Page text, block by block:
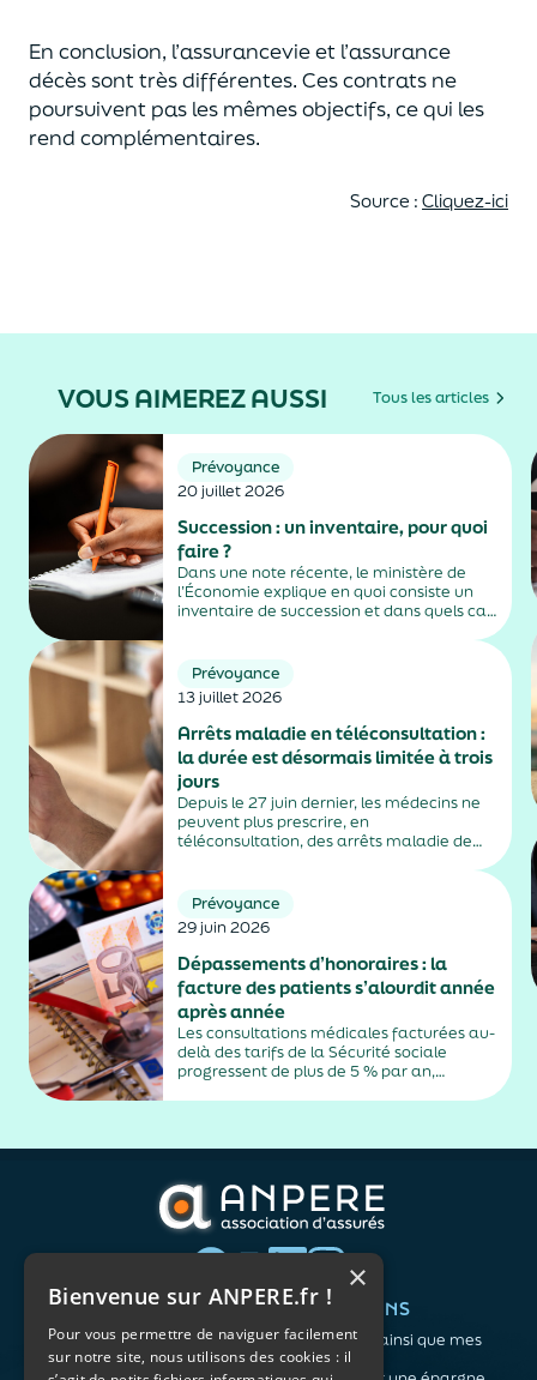
En conclusion, l’assurancevie et l’assurance
décès sont très différentes. Ces contrats ne
poursuivent pas les mêmes objectifs, ce qui les
rend complémentaires.
Source : Cliquez-ici
VOUS AIMEREZ AUSSI Tous les articles
Prévoyance
20 juillet 2026
Succession : un inventaire, pour quoi
faire ?
Dans une note récente, le ministère de
l’Économie explique en quoi consiste un
inventaire de succession et dans quels cas
Prévoyance
13 juillet 2026
Arrêts maladie en téléconsultation :
la durée est désormais limitée à trois
jours
Depuis le 27 juin dernier, les médecins ne
peuvent plus prescrire, en
téléconsultation, des arrêts maladie de
sociales et fiscales, s'inscrit dans un
durcissement plus...
Prévoyance
29 juin 2026
Dépassements d’honoraires : la
facture des patients s’alourdit année
après année
Les consultations médicales facturées au-
delà des tarifs de la Sécurité sociale
progressent de plus de 5 % par an,
alimentés par la montée en puissance des
QUI SOMMES-NOUS ?
L'association
Notre organisation
VOS BESOINS
Me protéger ainsi que mes
proches
×
Bienvenue sur ANPERE.fr !
Pour vous permettre de naviguer facilement
sur notre site, nous utilisons des cookies : il